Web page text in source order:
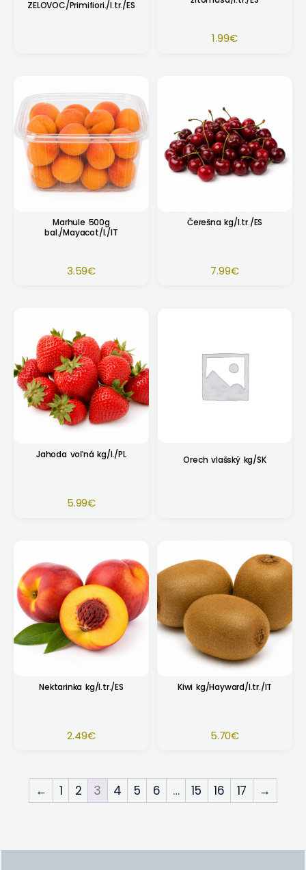
ZELOVOC/Primifiori./I.tr./ES
1.99€
Marhule 500g
bal./Mayacot/I./IT
3.59€
Čerešna kg/I.tr./ES
7.99€
Jahoda voľná kg/I./PL
5.99€
Orech vlašský kg/SK
Nektarinka kg/I.tr./ES
2.49€
Kiwi kg/Hayward/I.tr./IT
5.70€
← 1 2 3 4 5 6 … 15 16 17 →